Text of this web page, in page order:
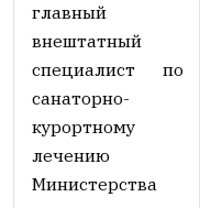
главный
внештатный
специалист по
санаторно-
курортному
лечению
Министерства